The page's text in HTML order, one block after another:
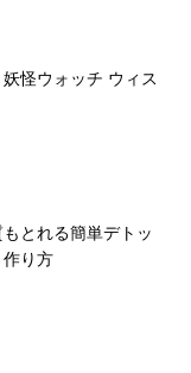
怪ウォッチ ウィス
とれる簡単デトッ
り方